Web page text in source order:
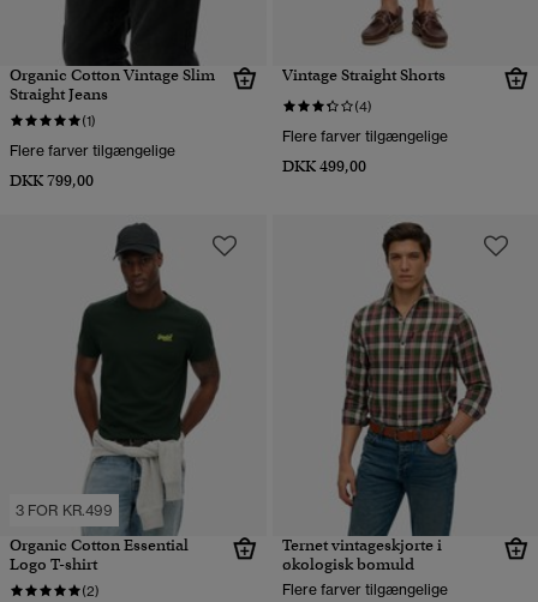
Organic Cotton Vintage Slim
Straight Jeans
(1)
Flere farver tilgængelige
DKK 799,00
Vintage Straight Shorts
(4)
Flere farver tilgængelige
DKK 499,00
3 FOR KR.499
Organic Cotton Essential
Logo T-shirt
(2)
Ternet vintageskjorte i
økologisk bomuld
Flere farver tilgængelige